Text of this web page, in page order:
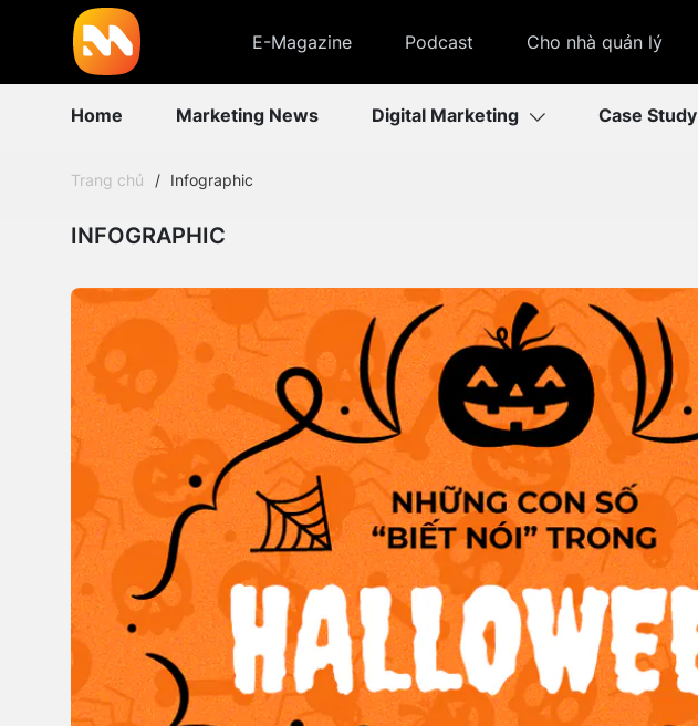
E-Magazine Podcast Cho nhà quản lý
Home Marketing News Digital Marketing Case Study
Trang chủ Infographic
INFOGRAPHIC